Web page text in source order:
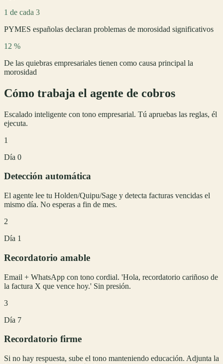
1 de cada 3
PYMES españolas declaran problemas de morosidad significativos
12 %
De las quiebras empresariales tienen como causa principal la
morosidad
Cómo trabaja el agente de cobros
Escalado inteligente con tono empresarial. Tú apruebas las reglas, él
ejecuta.
1
Día 0
Detección automática
El agente lee tu Holden/Quipu/Sage y detecta facturas vencidas el
mismo día. No esperas a fin de mes.
2
Día 1
Recordatorio amable
Email + WhatsApp con tono cordial. 'Hola, recordatorio cariñoso de
la factura X que vence hoy.' Sin presión.
3
Día 7
Recordatorio firme
Si no hay respuesta, sube el tono manteniendo educación. Adjunta la